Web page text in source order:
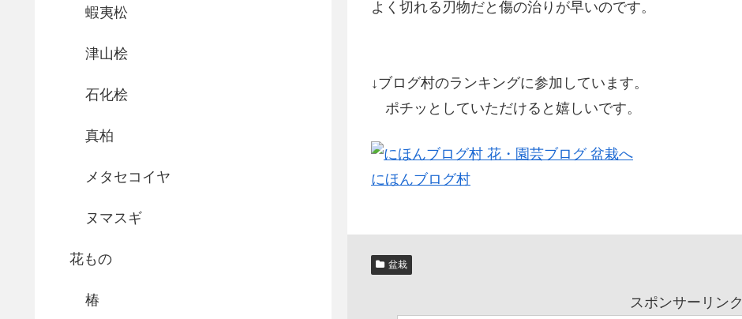
よく切れる刃物だと傷の治りが早いのです。
↓ブログ村のランキングに参加しています。
ポチッとしていただけると嬉しいです。
にほんブログ村
盆栽
スポンサーリンク
蝦夷松
津山桧
石化桧
真柏
メタセコイヤ
ヌマスギ
花もの
椿